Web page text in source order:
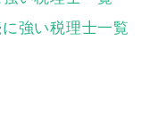
強い税理士一覧